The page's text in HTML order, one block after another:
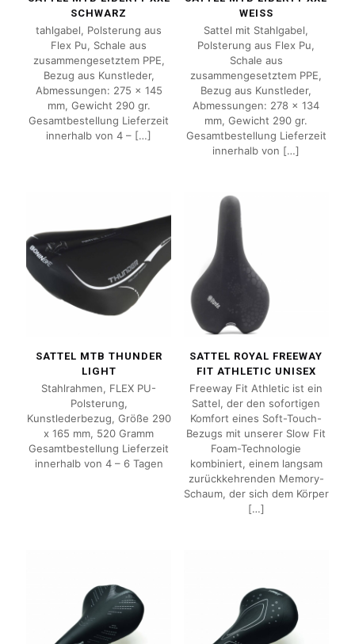
SCHWARZ
tahlgabel, Polsterung aus
Flex Pu, Schale aus
zusammengesetztem PPE,
Bezug aus Kunstleder,
Abmessungen: 275 x 145
mm, Gewicht 290 gr.
Gesamtbestellung Lieferzeit
innerhalb von 4 – […]
WEISS
Sattel mit Stahlgabel,
Polsterung aus Flex Pu,
Schale aus
zusammengesetztem PPE,
Bezug aus Kunstleder,
Abmessungen: 278 x 134
mm, Gewicht 290 gr.
Gesamtbestellung Lieferzeit
innerhalb von […]
SATTEL MTB THUNDER
LIGHT
Stahlrahmen, FLEX PU-
Polsterung,
Kunstlederbezug, Größe 290
x 165 mm, 520 Gramm
Gesamtbestellung Lieferzeit
innerhalb von 4 – 6 Tagen
SATTEL ROYAL FREEWAY
FIT ATHLETIC UNISEX
Freeway Fit Athletic ist ein
Sattel, der den sofortigen
Komfort eines Soft-Touch-
Bezugs mit unserer Slow Fit
Foam-Technologie
kombiniert, einem langsam
zurückkehrenden Memory-
Schaum, der sich dem Körper
[…]